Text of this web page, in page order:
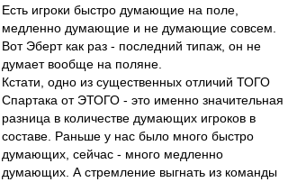
Есть игроки быстро думающие на поле,
медленно думающие и не думающие совсем.
Вот Эберт как раз - последний типаж, он не
думает вообще на поляне.
Кстати, одно из существенных отличий ТОГО
Спартака от ЭТОГО - это именно значительная
разница в количестве думающих игроков в
составе. Раньше у нас было много быстро
думающих, сейчас - много медленно
думающих. А стремление выгнать из команды